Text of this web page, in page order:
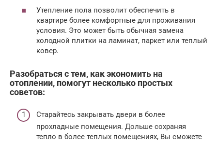
Утепление пола позволит обеспечить в
квартире более комфортные для проживания
условия. Это может быть обычная замена
холодной плитки на ламинат, паркет или теплый
ковер.
Разобраться с тем, как экономить на
отоплении, помогут несколько простых
советов:
Старайтесь закрывать двери в более
прохладные помещения. Дольше сохраняя
тепло в более теплых помещениях, Вы сможете